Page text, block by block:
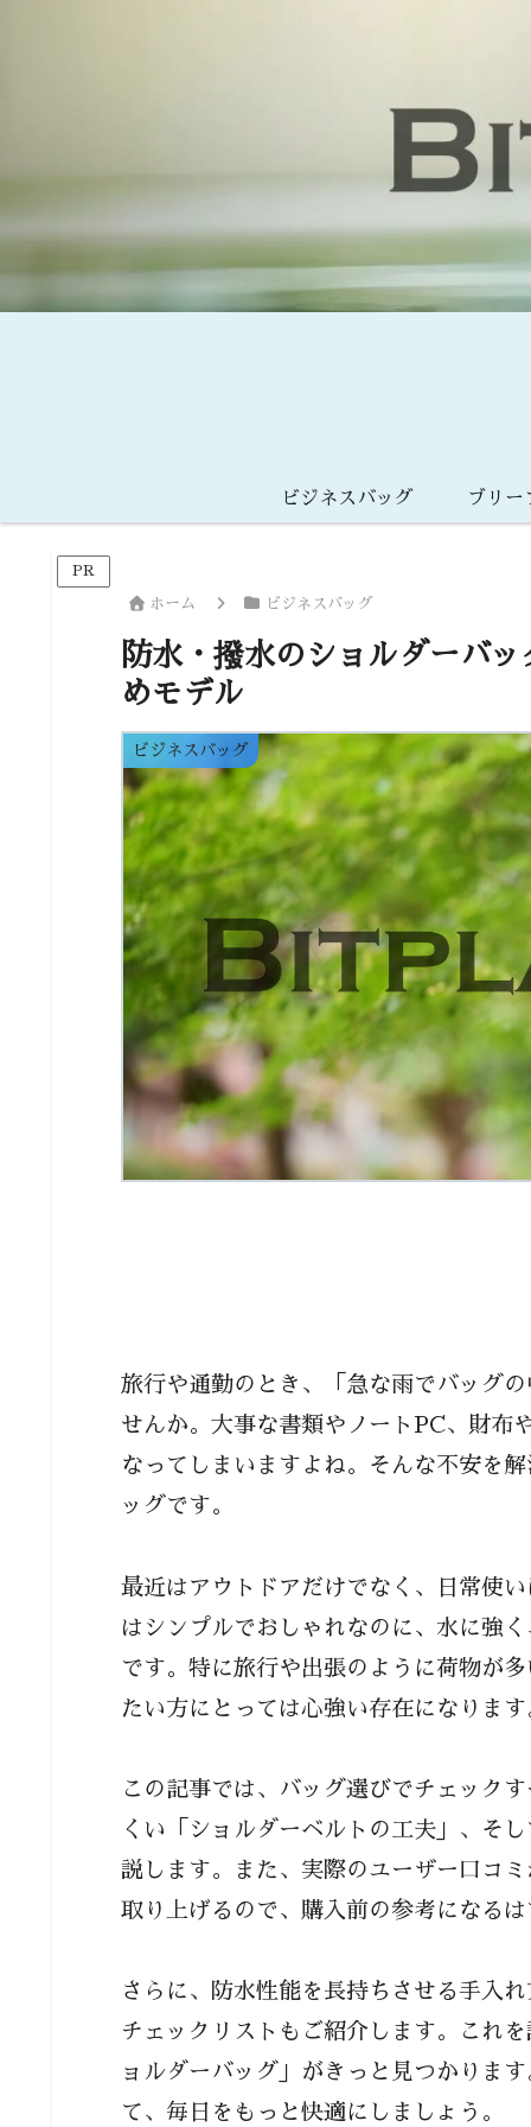
ビジネスバッグ ブリー
PR
ホーム ビジネスバッグ
防水・撥水のショルダーバ
めモデル
ビジネスバッグ
旅行や通勤のとき、「急な雨でバッグ
せんか。大事な書類やノートPC、財布
なってしまいますよね。そんな不安を
ッグです。
最近はアウトドアだけでなく、日常使
はシンプルでおしゃれなのに、水に強
です。特に旅行や出張のように荷物が
たい方にとっては心強い存在になります
この記事では、バッグ選びでチェック
くい「ショルダーベルトの工夫」、そ
説します。また、実際のユーザー口コ
取り上げるので、購入前の参考になる
さらに、防水性能を長持ちさせる手入
チェックリストもご紹介します。これ
ョルダーバッグ」がきっと見つかりま
て、毎日をもっと快適にしましょう。